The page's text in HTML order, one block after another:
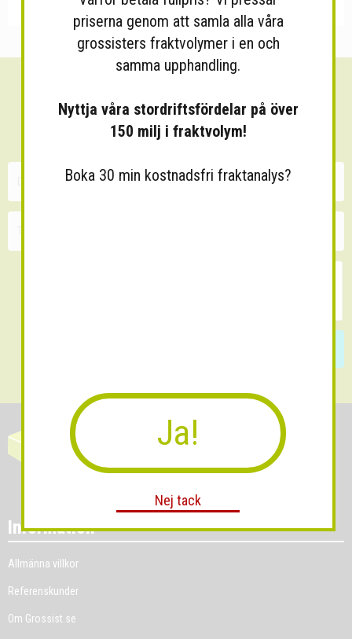
Sänk dina fraktkostnader!
30 minuters kostnadsfri konsultation
Information
Allmänna villkor
Referenskunder
Om Grossist.se
priserna genom att samla alla våra
grossisters fraktvolymer i en och
samma upphandling.
Nyttja våra stordriftsfördelar på över
150 milj i fraktvolym!
Boka 30 min kostnadsfri fraktanalys?
Ja!
Nej tack